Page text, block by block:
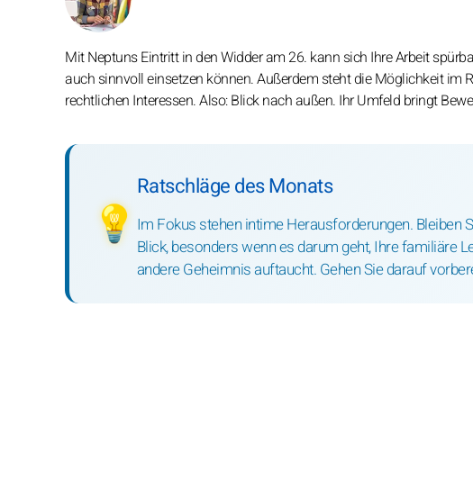
Mit Neptuns Eintritt in den Widder am 26. kann sich Ihre Arbeit
auch sinnvoll einsetzen können. Außerdem steht die Möglichkeit im
rechtlichen Interessen. Also: Blick nach außen. Ihr Umfeld bringt
💡
Ratschläge des Monats
Im Fokus stehen intime Herausforderungen. Bleiben
Blick, besonders wenn es darum geht, Ihre familiäre
andere Geheimnis auftaucht. Gehen Sie darauf